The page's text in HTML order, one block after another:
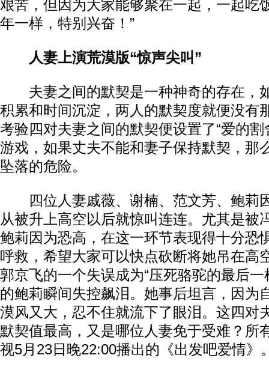
艰苦，但因为大家能够聚在一起，一起吃
年一样，特别兴奋！”
人妻上演荒漠版“惊声尖叫”
夫妻之间的默契是一种神奇的存在，
积累和时间沉淀，两人的默契度就便没有
考验四对夫妻之间的默契便设置了“爱的割
游戏，如果丈夫不能和妻子保持默契，那
坠落的危险。
四位人妻戚薇、谢楠、范文芳、鲍莉
从被升上高空以后就惊叫连连。尤其是被
鲍莉因为恐高，在这一环节表现得十分恐
呼救，希望大家可以快点砍断将她吊在高
郭京飞的一个失误成为“压死骆驼的最后一
的鲍莉瞬间失控飙泪。她事后坦言，因为
漠风又大，忍不住就流下了眼泪。这四对
默契值最高，又是哪位人妻免于受难？所
视5月23日晚22:00播出的《出发吧爱情》